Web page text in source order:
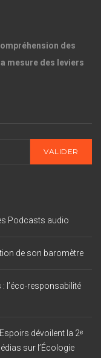
des
mesure des leviers
Podcasts audio
de son baromètre
l’éco-responsabilité
dévoilent la 2ᵉ
sur l’Écologie